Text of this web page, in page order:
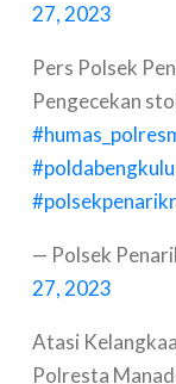
27, 2023
Pers Polsek
Pengecekan
#poldabengkulu
— Polsek
27, 2023
Atasi
Polresta